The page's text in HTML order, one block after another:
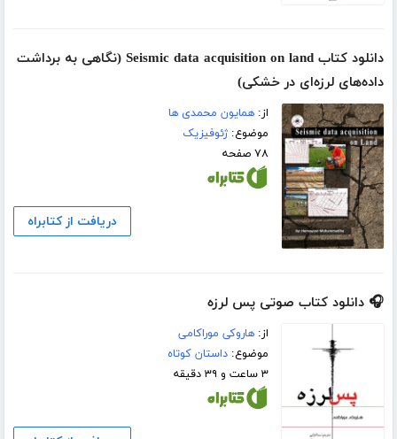
دانلود کتاب Seismic data acquisition on land (نگاهی به برداشت
داده‌های لرزه‌ای در خشکی)
از:همایون محمدی ها
موضوع:ژئوفیزیک
۷۸ صفحه
دریافت از کتابراه
🎧 دانلود کتاب صوتی پس لرزه
از:هاروکی موراکامی
موضوع:داستان کوتاه
۳ ساعت و ۳۹ دقیقه